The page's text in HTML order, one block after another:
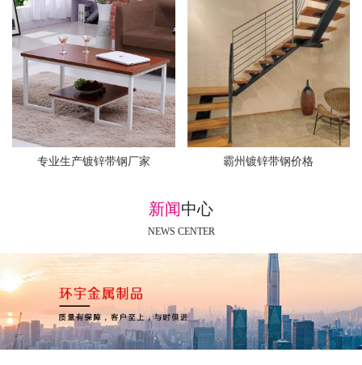
专业生产镀锌带钢厂家 霸州镀锌带钢价格
新闻中心
NEWS CENTER